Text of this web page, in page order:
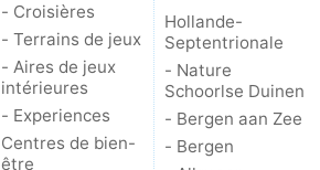
- Croisières
- Terrains de jeux
- Aires de jeux
intérieures
- Experiences
Centres de bien-
être
Hollande-
Septentrionale
- Nature
Schoorlse Duinen
- Bergen aan Zee
- Bergen